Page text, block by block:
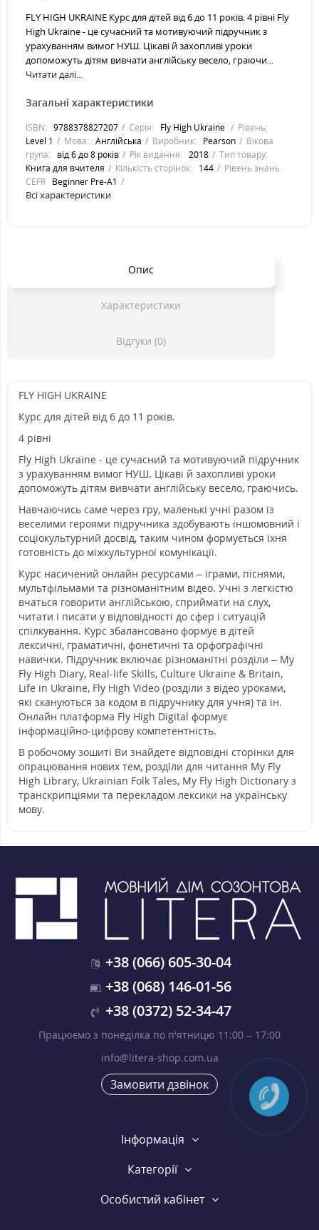
FLY HIGH UKRAINE Курс для дітей від 6 до 11 років. 4 рівні Fly
High Ukraine - це сучасний та мотивуючий підручник з
урахуванням вимог НУШ. Цікаві й захопливі уроки
допоможуть дітям вивчати англійську весело, граючи...
Читати далі...
Загальні характеристики
ISBN: 9788378827207 Серія: Fly High Ukraine
Рівень:
Level 1
Мова: Англійська Виробник: Pearson
Вікова
група:
від 6 до 8 років Рік видання: 2018
Тип товару:
Книга для вчителя
Кількість сторінок: 144
Рівень знань
CEFR Beginner Pre-A1
Всі характеристики
Опис
Характеристики
Відгуки (0)
FLY HIGH UKRAINE
Курс для дітей від 6 до 11 років.
4 рівні
Fly High Ukraine - це сучасний та мотивуючий підручник
з урахуванням вимог НУШ. Цікаві й захопливі уроки
допоможуть дітям вивчати англійську весело, граючись.
Навчаючись саме через гру, маленькі учні разом із
веселими героями підручника здобувають іншомовний і
соціокультурний досвід, таким чином формується їхня
готовність до міжкультурної комунікації.
Курс насичений онлайн ресурсами – іграми, піснями,
мультфільмами та різноманітним відео. Учні з легкістю
вчаться говорити англійською, сприймати на слух,
читати і писати у відповідності до сфер і ситуацій
спілкування. Курс збалансовано формує в дітей
лексичні, граматичні, фонетичні та орфографічні
навички. Підручник включає різноманітні розділи – My
Fly High Diary, Real-life Skills, Culture Ukraine & Britain,
Life in Ukraine, Fly High Video (розділи з відео уроками,
які скануються за кодом в підручнику для учня) та ін.
Онлайн платформа Fly High Digital формує
інформаційно-цифрову компетентність.
В робочому зошиті Ви знайдете відповідні сторінки для
опрацювання нових тем, розділи для читання My Fly
High Library, Ukrainian Folk Tales, My Fly High Dictionary з
транскрипціями та перекладом лексики на українську
мову.
+38 (066) 605-30-04
+38 (068) 146-01-56
+38 (0372) 52-34-47
Працюємо з понеділка по п'ятницю 11:00 – 17:00
info@litera-shop.com.ua
Замовити дзвінок
Інформація
Категорії
Особистий кабінет